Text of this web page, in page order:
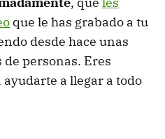
que le has grabado a tu
desde hace unas
personas. Eres
a llegar a todo